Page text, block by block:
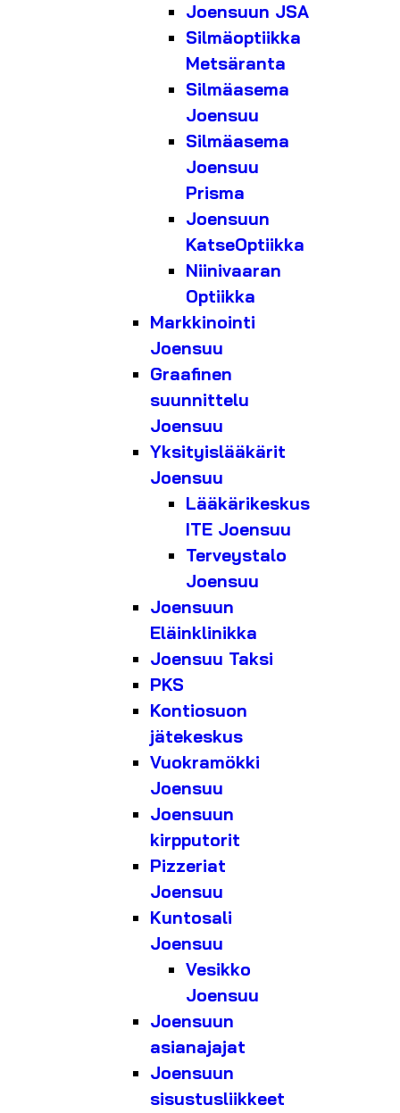
Joensuun JSA
Silmäoptiikka
Metsäranta
Silmäasema
Joensuu
Silmäasema
Joensuu
Prisma
Joensuun
KatseOptiikka
Niinivaaran
Optiikka
Markkinointi
Joensuu
Graafinen
suunnittelu
Joensuu
Yksityislääkärit
Joensuu
Lääkärikeskus
ITE Joensuu
Terveystalo
Joensuu
Joensuun
Eläinklinikka
Joensuu Taksi
PKS
Kontiosuon
jätekeskus
Vuokramökki
Joensuu
Joensuun
kirpputorit
Pizzeriat
Joensuu
Kuntosali
Joensuu
Vesikko
Joensuu
Joensuun
asianajajat
Joensuun
sisustusliikkeet